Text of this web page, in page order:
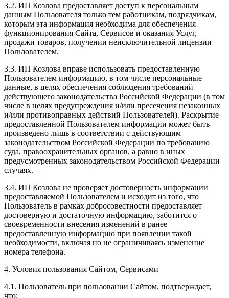
3.2. ИП Козлова предоставляет доступ к персональным
данным Пользователя только тем работникам, подрядчикам,
которым эта информация необходима для обеспечения
функционирования Сайта, Сервисов и оказания Услуг,
продажи товаров, получении неисключительной лицензии
Пользователем.
3.3. ИП Козлова вправе использовать предоставленную
Пользователем информацию, в том числе персональные
данные, в целях обеспечения соблюдения требований
действующего законодательства Российской Федерации (в том
числе в целях предупреждения и/или пресечения незаконных
и/или противоправных действий Пользователей). Раскрытие
предоставленной Пользователем информации может быть
произведено лишь в соответствии с действующим
законодательством Российской Федерации по требованию
суда, правоохранительных органов, а равно в иных
предусмотренных законодательством Российской Федерации
случаях.
3.4. ИП Козлова не проверяет достоверность информации
предоставляемой Пользователем и исходит из того, что
Пользователь в рамках добросовестности предоставляет
достоверную и достаточную информацию, заботится о
своевременности внесения изменений в ранее
предоставленную информацию при появлении такой
необходимости, включая но не ограничиваясь изменение
номера телефона.
4. Условия пользования Сайтом, Сервисами
4.1. Пользователь при пользовании Сайтом, подтверждает,
что: